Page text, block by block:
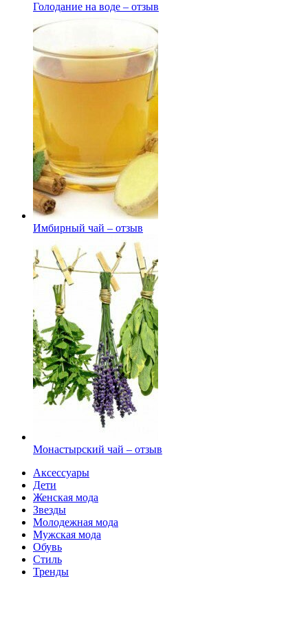
Голодание на воде – отзыв
Имбирный чай – отзыв
Монастырский чай – отзыв
Аксессуары
Дети
Женская мода
Звезды
Молодежная мода
Мужская мода
Обувь
Стиль
Тренды